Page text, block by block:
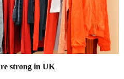
strong in UK